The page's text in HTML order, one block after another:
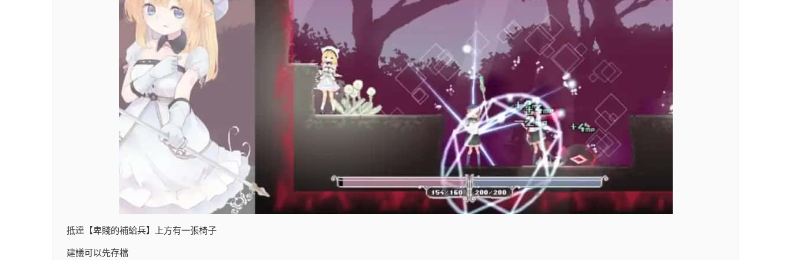
抵達【卑賤的補給兵】上方有一張椅子
建議可以先存檔